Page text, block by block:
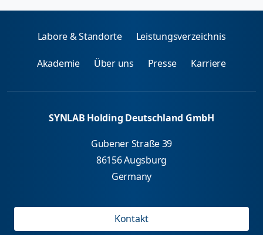
Labore & Standorte Leistungsverzeichnis
Akademie Über uns Presse Karriere
SYNLAB Holding Deutschland GmbH
Gubener Straße 39
86156 Augsburg
Germany
Kontakt